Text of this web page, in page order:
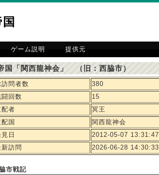
ゲーム説明 提供元
国「関西龍神会」 （旧：西脇市）
訪問者数
380
闘回数
15
配者
冥王
国
関西龍神会
日
2012-05-07 13:31:47
新訪問
2026-06-28 14:30:33
市戦記